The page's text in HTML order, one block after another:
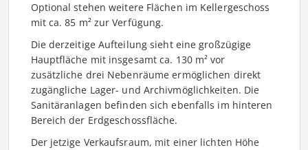
Optional stehen weitere Flächen im Kellergeschoss
mit ca. 85 m² zur Verfügung.
Die derzeitige Aufteilung sieht eine großzügige
Hauptfläche mit insgesamt ca. 130 m² vor 
zusätzliche drei Nebenräume ermöglichen direkt
zugängliche Lager- und Archivmöglichkeiten. Die
Sanitäranlagen befinden sich ebenfalls im hinteren
Bereich der Erdgeschossfläche.
Der jetzige Verkaufsraum, mit einer lichten Höhe